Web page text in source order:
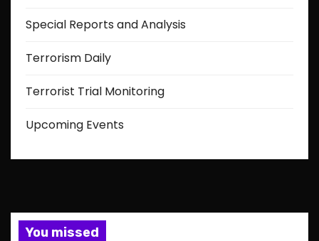
Special Reports and Analysis
Terrorism Daily
Terrorist Trial Monitoring
Upcoming Events
You missed